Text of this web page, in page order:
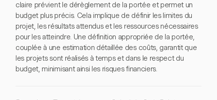
claire prévient le dérèglement de la portée et permet un
budget plus précis. Cela implique de définir les limites du
projet, les résultats attendus et les ressources nécessaires
pour les atteindre. Une définition appropriée de la portée,
couplée à une estimation détaillée des coûts, garantit que
les projets sont réalisés à temps et dans le respect du
budget, minimisant ainsi les risques financiers.